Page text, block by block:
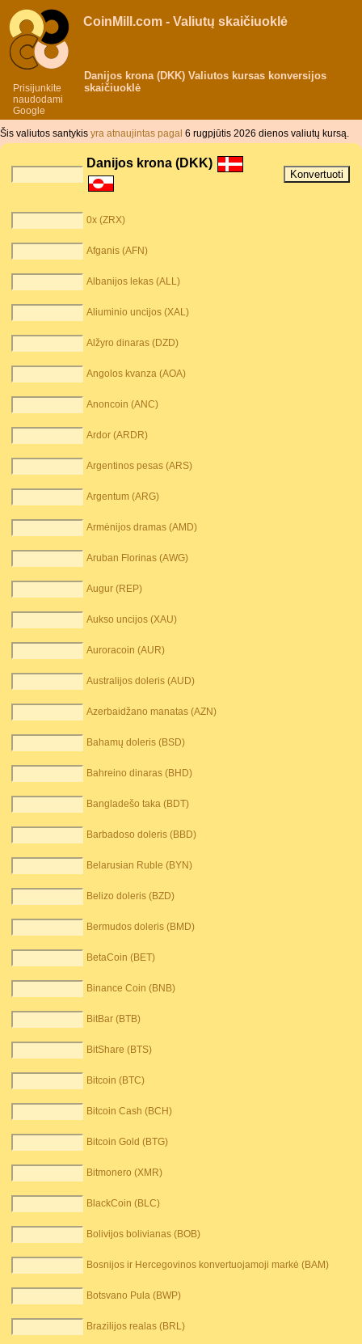
Prisijunkite
naudodami
Google
CoinMill.com - Valiutų skaičiuoklė
Danijos krona (DKK) Valiutos kursas konversijos
skaičiuoklė
Šis valiutos santykis yra atnaujintas pagal 6 rugpjūtis 2026 dienos valiutų kursą.
Danijos krona (DKK)
0x (ZRX)
Afganis (AFN)
Albanijos lekas (ALL)
Aliuminio uncijos (XAL)
Alžyro dinaras (DZD)
Angolos kvanza (AOA)
Anoncoin (ANC)
Ardor (ARDR)
Argentinos pesas (ARS)
Argentum (ARG)
Armėnijos dramas (AMD)
Aruban Florinas (AWG)
Augur (REP)
Aukso uncijos (XAU)
Auroracoin (AUR)
Australijos doleris (AUD)
Azerbaidžano manatas (AZN)
Bahamų doleris (BSD)
Bahreino dinaras (BHD)
Bangladešo taka (BDT)
Barbadoso doleris (BBD)
Belarusian Ruble (BYN)
Belizo doleris (BZD)
Bermudos doleris (BMD)
BetaCoin (BET)
Binance Coin (BNB)
BitBar (BTB)
BitShare (BTS)
Bitcoin (BTC)
Bitcoin Cash (BCH)
Bitcoin Gold (BTG)
Bitmonero (XMR)
BlackCoin (BLC)
Bolivijos bolivianas (BOB)
Bosnijos ir Hercegovinos konvertuojamoji markė (BAM)
Botsvano Pula (BWP)
Brazilijos realas (BRL)